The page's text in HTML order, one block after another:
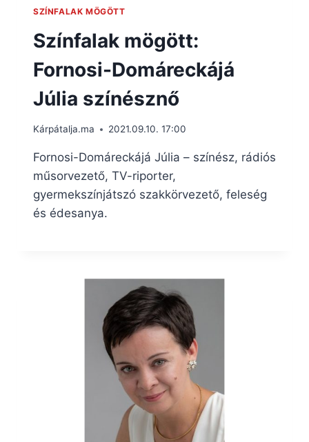
SZÍNFALAK MÖGÖTT
Színfalak mögött:
Fornosi-Domáreckájá
Júlia színésznő
Kárpátalja.ma 2021.09.10. 17:00
Fornosi-Domáreckájá Júlia – színész, rádiós
műsorvezető, TV-riporter,
gyermekszínjátszó szakkörvezető, feleség
és édesanya.